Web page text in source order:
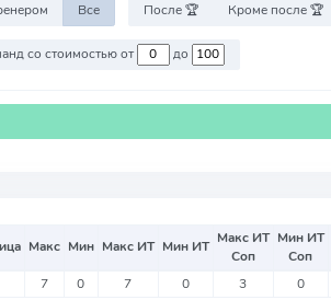
Все После 🏆 Кроме после 🏆
Против команд со стоимостью от до
Макс Мин Макс ИТ Мин ИТ Макс ИТ
Соп
Мин ИТ
Соп
7 0 7 0 3 0